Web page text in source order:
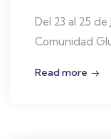
Del 23 al 25
Comunidad
Read more